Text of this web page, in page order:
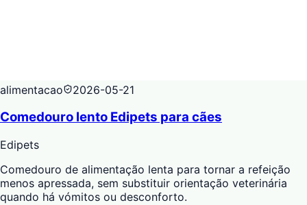
alimentacao 2026-05-21
Comedouro lento Edipets para cães
Edipets
Comedouro de alimentação lenta para tornar a refeição
menos apressada, sem substituir orientação veterinária
quando há vómitos ou desconforto.